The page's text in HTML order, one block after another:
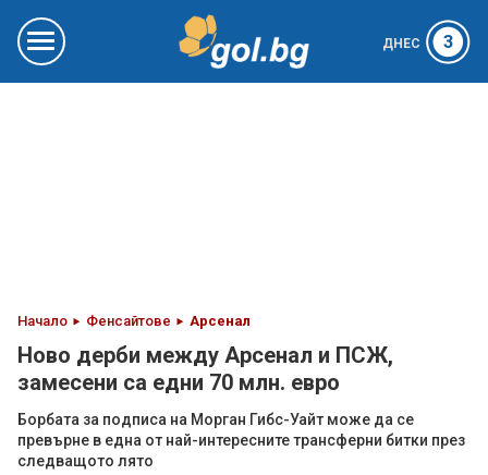
ДНЕС 3
Начало Фенсайтове Арсенал
Ново дерби между Арсенал и ПСЖ,
замесени са едни 70 млн. евро
Борбата за подписа на Морган Гибс-Уайт може да се
превърне в една от най-интересните трансферни битки през
следващото лято